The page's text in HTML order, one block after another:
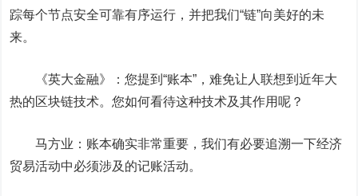
踪每个节点安全可靠有序运行，并把我们“链”向美好的未
来。
《英大金融》：您提到“账本”，难免让人联想到近年大
热的区块链技术。您如何看待这种技术及其作用呢？
马方业： 账本确实非常重要，我们有必要追溯一下经济
贸易活动中必须涉及的记账活动。